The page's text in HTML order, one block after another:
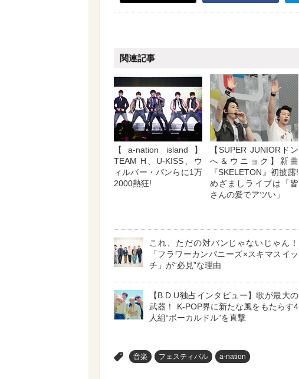
関連記事
【a-nation island】
TEAM H、U-KISS、ウ
ィルバー・パンらに1万
2000熱狂!
【SUPER JUNIORドン
へ＆ウニョク】新曲
『SKELETON』初披露!
めざましライブは「皆
さんの愛でアツい」
これ、ただの対バンじゃないじゃん！
「フラワーカンパニーズ×スキマスイッ
チ」が“必見”な理由
【B.D.U独占インタビュー】歌が最大の
武器！ K-POP界に新たな風をもたらす4
人組“ボーカルドル”を直撃
音楽 フェスティバル a-nation